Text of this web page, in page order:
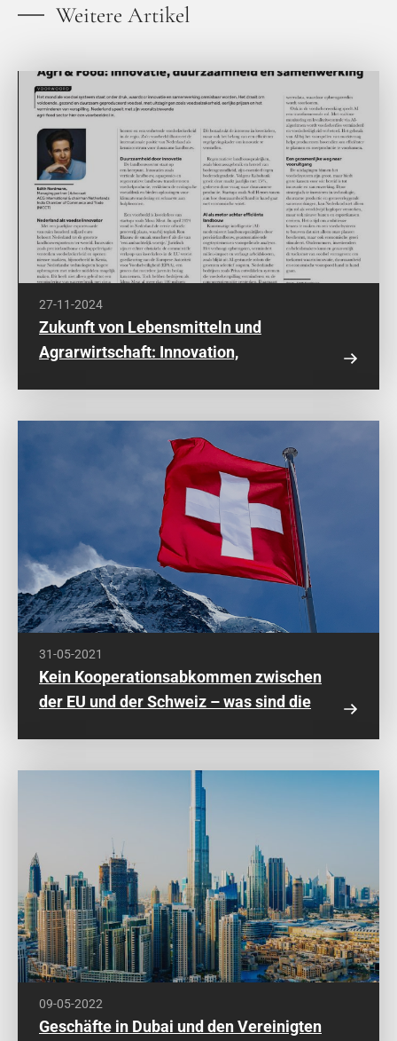
Weitere Artikel
27-11-2024
Zukunft von Lebensmitteln und
Agrarwirtschaft: Innovation,
31-05-2021
Kein Kooperationsabkommen zwischen
der EU und der Schweiz – was sind die
09-05-2022
Geschäfte in Dubai und den Vereinigten